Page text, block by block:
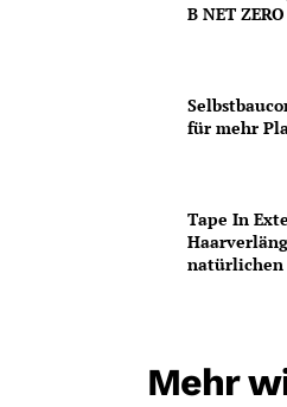
B NET
für mehr
Tape In
natürlichen
Mehr